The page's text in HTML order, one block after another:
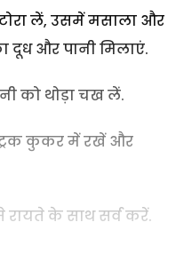
लें, उसमें मसाला और
दूध और पानी मिलाएं.
को थोड़ा चख लें.
कुकर में रखें और
रायते के साथ सर्व करें.